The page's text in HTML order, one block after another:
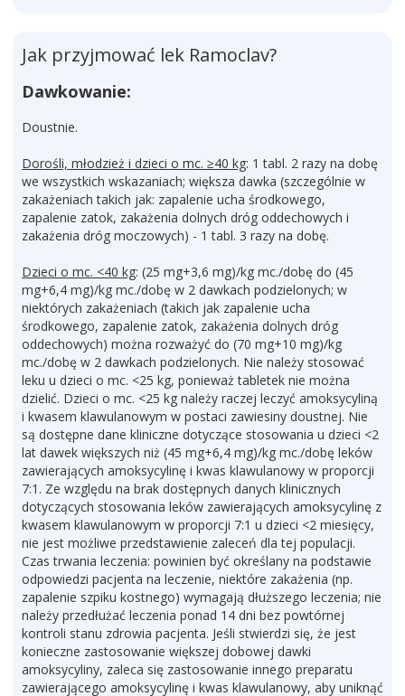
Jak przyjmować lek Ramoclav?
Dawkowanie:
Doustnie.
Dorośli, młodzież i dzieci o mc. ≥40 kg: 1 tabl. 2 razy na dobę
we wszystkich wskazaniach; większa dawka (szczególnie w
zakażeniach takich jak: zapalenie ucha środkowego,
zapalenie zatok, zakażenia dolnych dróg oddechowych i
zakażenia dróg moczowych) - 1 tabl. 3 razy na dobę.
Dzieci o mc. <40 kg: (25 mg+3,6 mg)/kg mc./dobę do (45
mg+6,4 mg)/kg mc./dobę w 2 dawkach podzielonych; w
niektórych zakażeniach (takich jak zapalenie ucha
środkowego, zapalenie zatok, zakażenia dolnych dróg
oddechowych) można rozważyć do (70 mg+10 mg)/kg
mc./dobę w 2 dawkach podzielonych. Nie należy stosować
leku u dzieci o mc. <25 kg, ponieważ tabletek nie można
dzielić. Dzieci o mc. <25 kg należy raczej leczyć amoksycyliną
i kwasem klawulanowym w postaci zawiesiny doustnej. Nie
są dostępne dane kliniczne dotyczące stosowania u dzieci <2
lat dawek większych niż (45 mg+6,4 mg)/kg mc./dobę leków
zawierających amoksycylinę i kwas klawulanowy w proporcji
7:1. Ze względu na brak dostępnych danych klinicznych
dotyczących stosowania leków zawierających amoksycylinę z
kwasem klawulanowym w proporcji 7:1 u dzieci <2 miesięcy,
nie jest możliwe przedstawienie zaleceń dla tej populacji.
Czas trwania leczenia: powinien być określany na podstawie
odpowiedzi pacjenta na leczenie, niektóre zakażenia (np.
zapalenie szpiku kostnego) wymagają dłuższego leczenia; nie
należy przedłużać leczenia ponad 14 dni bez powtórnej
kontroli stanu zdrowia pacjenta. Jeśli stwierdzi się, że jest
konieczne zastosowanie większej dobowej dawki
amoksycyliny, zaleca się zastosowanie innego preparatu
zawierającego amoksycylinę i kwas klawulanowy, aby uniknąć